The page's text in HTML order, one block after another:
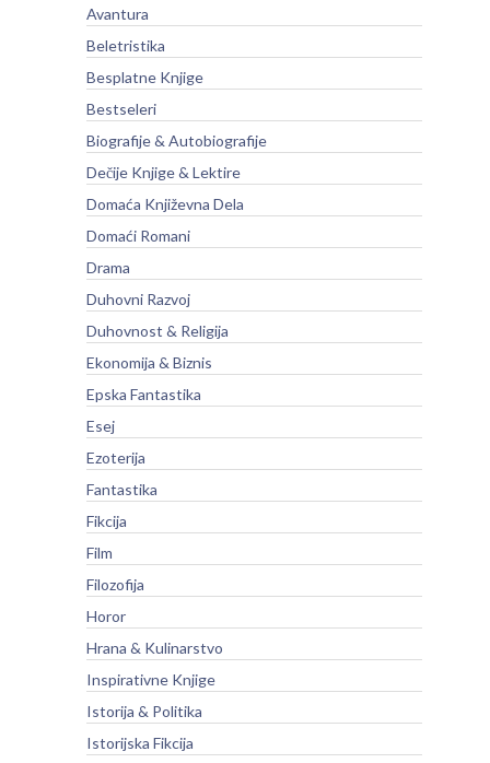
Avantura
Beletristika
Besplatne Knjige
Bestseleri
Biografije & Autobiografije
Dečije Knjige & Lektire
Domaća Književna Dela
Domaći Romani
Drama
Duhovni Razvoj
Duhovnost & Religija
Ekonomija & Biznis
Epska Fantastika
Esej
Ezoterija
Fantastika
Fikcija
Film
Filozofija
Horor
Hrana & Kulinarstvo
Inspirativne Knjige
Istorija & Politika
Istorijska Fikcija